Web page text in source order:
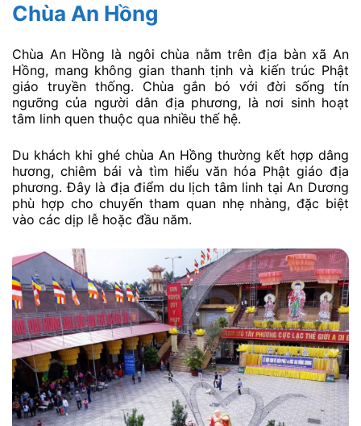
Chùa An Hồng
Chùa An Hồng là ngôi chùa nằm trên địa bàn xã An
Hồng, mang không gian thanh tịnh và kiến trúc Phật
giáo truyền thống. Chùa gắn bó với đời sống tín
ngưỡng của người dân địa phương, là nơi sinh hoạt
tâm linh quen thuộc qua nhiều thế hệ.
Du khách khi ghé chùa An Hồng thường kết hợp dâng
hương, chiêm bái và tìm hiểu văn hóa Phật giáo địa
phương. Đây là địa điểm du lịch tâm linh tại An Dương
phù hợp cho chuyến tham quan nhẹ nhàng, đặc biệt
vào các dịp lễ hoặc đầu năm.